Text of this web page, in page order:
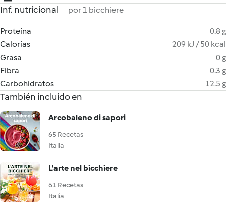
Inf. nutricional por 1 bicchiere
Proteína
0.8 g
Calorías
209 kJ / 50 kcal
Grasa
0 g
Fibra
0.3 g
Carbohidratos
12.5 g
También incluido en
Arcobaleno di sapori
65 Recetas
Italia
L'arte nel bicchiere
61 Recetas
Italia